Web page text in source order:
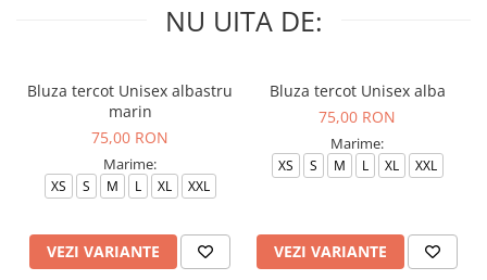
NU UITA DE:
Bluza tercot Unisex albastru
marin
75,00 RON
Marime:
XS S M L XL XXL
VEZI VARIANTE
Bluza tercot Unisex alba
75,00 RON
Marime:
XS S M L XL XXL
VEZI VARIANTE